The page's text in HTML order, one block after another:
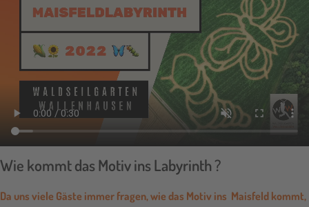
Wie kommt das Motiv ins Labyrinth ?
Da uns viele Gäste immer fragen, wie das Motiv ins Maisfeld kommt,